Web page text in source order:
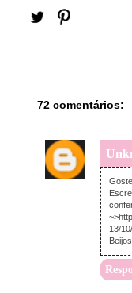
72 comentários:
13/